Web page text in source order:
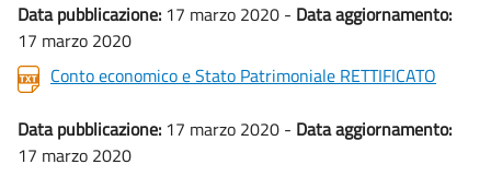
Data pubblicazione: 17 marzo 2020 - Data aggiornamento:
17 marzo 2020
Conto economico e Stato Patrimoniale RETTIFICATO
Data pubblicazione: 17 marzo 2020 - Data aggiornamento:
17 marzo 2020